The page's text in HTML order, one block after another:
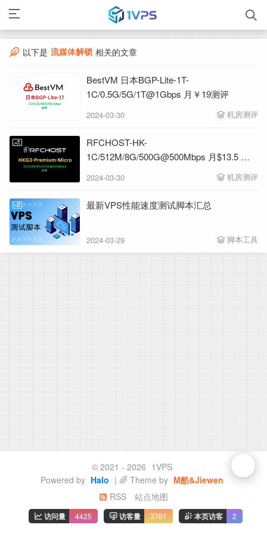
以下是 流媒体解锁 相关的文章
BestVM 日本BGP-Lite-1T-
1C/0.5G/5G/1T@1Gbps 月￥19测评
2024-03-30 机房测评
RFCHOST-HK-
1C/512M/8G/500G@500Mbps 月$13.5 测
2024-03-30 机房测评
最新VPS性能速度测试脚本汇总
2024-03-29 脚本工具
© 2021 - 2026 1VPS
Powered by Halo | 🌈 Theme by M酷&Jiewen
RSS
站点地图
访问量 4425 访客量 3761 本页访客 2